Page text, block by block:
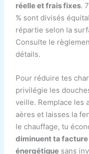
réelle et frais fixes.
% sont divisés
répartie selon la
Consulte le
détails.
Pour réduire tes
privilégie les
veille. Remplace les
aères et laisses la
le chauffage, tu
diminuent ta
énergétique sans